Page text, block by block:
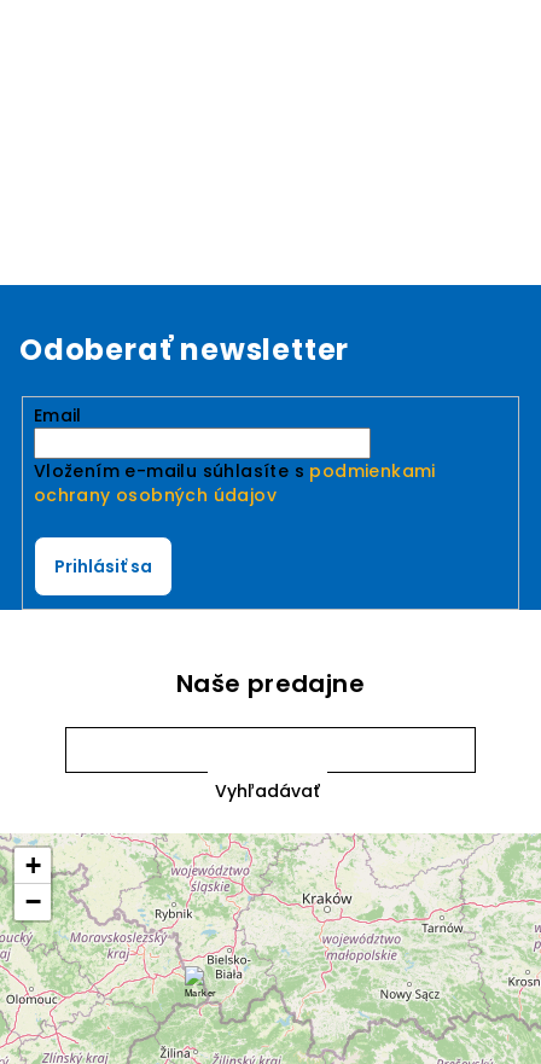
Odoberať newsletter
Email
Vložením e-mailu súhlasíte s podmienkami
ochrany osobných údajov
Prihlásiť sa
Naše predajne
+
−